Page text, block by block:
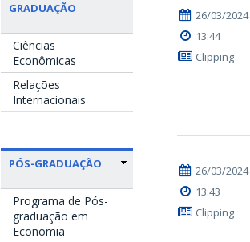
GRADUAÇÃO
Ciências
Econômicas
Relações
Internacionais
PÓS-GRADUAÇÃO
Programa de Pós-
graduação em
Economia
26/03/2024
13:44
Clipping
26/03/2024
13:43
Clipping